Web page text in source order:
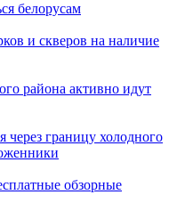
белорусам
и скверов на наличие
района активно идут
границу холодного
обзорные